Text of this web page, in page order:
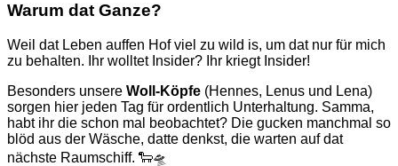
Warum dat Ganze?
Weil dat Leben auffen Hof viel zu wild is, um dat nur für mich
zu behalten. Ihr wolltet Insider? Ihr kriegt Insider!
Besonders unsere Woll-Köpfe (Hennes, Lenus und Lena)
sorgen hier jeden Tag für ordentlich Unterhaltung. Samma,
habt ihr die schon mal beobachtet? Die gucken manchmal so
blöd aus der Wäsche, datte denkst, die warten auf dat
nächste Raumschiff. 🐑🛸